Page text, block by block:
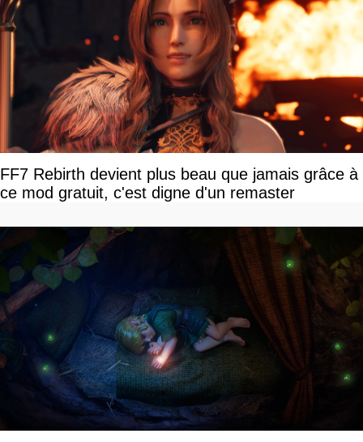
FF7 Rebirth devient plus beau que jamais grâce à
ce mod gratuit, c'est digne d'un remaster